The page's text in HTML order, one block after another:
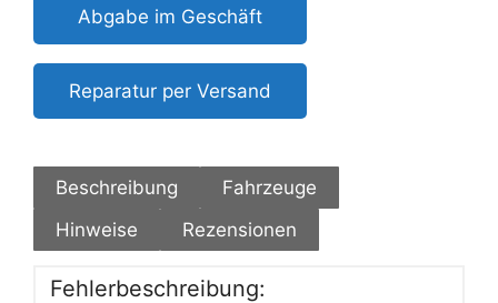
Abgabe im Geschäft
Reparatur per Versand
Beschreibung
Fahrzeuge
Hinweise
Rezensionen
Fehlerbeschreibung: